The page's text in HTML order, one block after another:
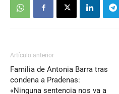
Artículo anterior
Familia de Antonia Barra tras
condena a Pradenas:
«Ninguna sentencia nos va a